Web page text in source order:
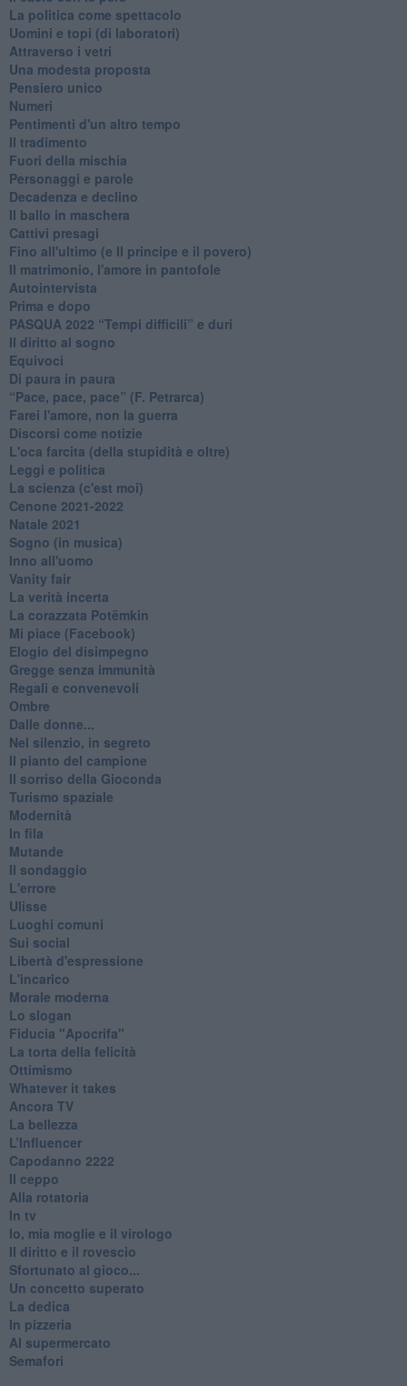
La politica come spettacolo
Uomini e topi (di laboratori)
Attraverso i vetri
Una modesta proposta
Pensiero unico
Numeri
Pentimenti d'un altro tempo
Il tradimento
Fuori della mischia
Personaggi e parole
Decadenza e declino
Il ballo in maschera
Cattivi presagi
Fino all'ultimo (e Il principe e il povero)
Il matrimonio, l'amore in pantofole
Autointervista
Prima e dopo
​PASQUA 2022 “Tempi difficili” e duri
Il diritto al sogno
Equivoci
Di paura in paura
​“Pace, pace, pace” (F. Petrarca)
Farei l'amore, non la guerra
Discorsi come notizie
L'oca farcita (della stupidità e oltre)
Leggi e politica
La scienza (c'est moi)
Cenone 2021-2022
Natale 2021
Sogno (in musica)
Inno all'uomo
Vanity fair
La verità incerta
La corazzata Potëmkin
Mi piace (Facebook)
Elogio del disimpegno
Gregge senza immunità
Regali e convenevoli
Ombre
Dalle donne...
Nel silenzio, in segreto
Il pianto del campione
Il sorriso della Gioconda
Turismo spaziale
Modernità
In fila
Mutande
Il sondaggio
L'errore
Ulisse
Luoghi comuni
Sui social
Libertà d'espressione
L'incarico
Morale moderna
Lo slogan
Fiducia "Apocrifa"
La torta della felicità
Ottimismo
Whatever it takes
Ancora TV
La bellezza
L’Influencer
​Capodanno 2222
Il ceppo
Alla rotatoria
In tv
Io, mia moglie e il virologo
Il diritto e il rovescio
Sfortunato al gioco...
Un concetto superato
La dedica
In pizzeria
Al supermercato
Semafori